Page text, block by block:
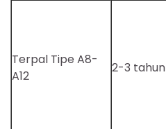
Terpal Tipe A8-
A12
2-3 tahun